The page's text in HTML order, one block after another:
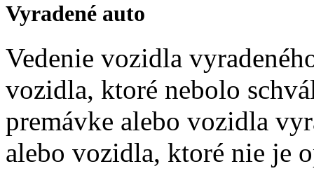
Vyradené auto
Vedenie vozidla
vozidla, ktoré nebolo
premávke alebo vozidla
alebo vozidla, ktoré nie je